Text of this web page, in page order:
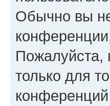
Обычно вы
только для